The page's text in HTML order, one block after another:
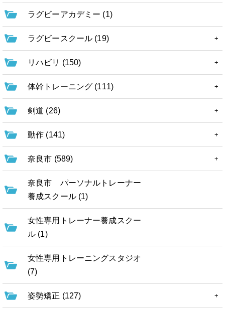
ラグビーアカデミー (1)
ラグビースクール (19)
リハビリ (150)
体幹トレーニング (111)
剣道 (26)
動作 (141)
奈良市 (589)
奈良市 パーソナルトレーナー
養成スクール (1)
女性専用トレーナー養成スクー
ル (1)
女性専用トレーニングスタジオ
(7)
姿勢矯正 (127)